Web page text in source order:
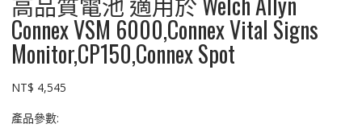
Connex VSM 6000,Connex Vital Signs
Monitor,CP150,Connex Spot
NT$ 4,545
產品參數: